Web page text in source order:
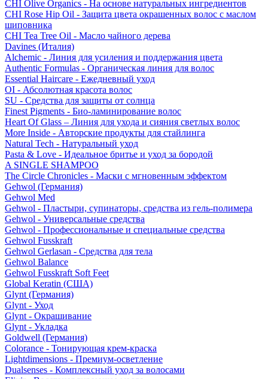
CHI Olive Organics - На основе натуральных ингредиентов
CHI Rose Hip Oil - Защита цвета окрашенных волос с маслом
шиповника
CHI Tea Tree Oil - Масло чайного дерева
Davines (Италия)
Alchemic - Линия для усиления и поддержания цвета
Authentic Formulas - Органическая линия для волос
Essential Haircare - Eжедневный уход
OI - Абсолютная красота волос
SU - Средства для защиты от солнца
Finest Pigments - Био-ламинирование волос
Heart Of Glass – Линия для ухода и сияния светлых волос
More Inside - Авторские продукты для стайлинга
Natural Tech - Натуральный уход
Pasta & Love - Идеальное бритье и уход за бородой
A SINGLE SHAMPOO
The Circle Chronicles - Маски с мгновенным эффектом
Gehwol (Германия)
Gehwol Med
Gehwol - Пластыри, супинаторы, средства из гель-полимера
Gehwol - Универсальные средства
Gehwol - Профессиональные и специальные средства
Gehwol Fusskraft
Gehwol Gerlasan - Средства для тела
Gehwol Balance
Gehwol Fusskraft Soft Feet
Global Keratin (США)
Glynt (Германия)
Glynt - Уход
Glynt - Окрашивание
Glynt - Укладка
Goldwell (Германия)
Colorance - Тонирующая крем-краска
Lightdimensions - Премиум-осветление
Dualsenses - Комплексный уход за волосами